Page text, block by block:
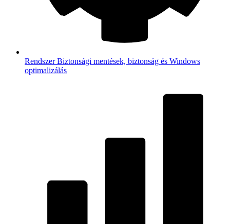
RendszerBiztonsági mentések, biztonság és Windows
optimalizálás